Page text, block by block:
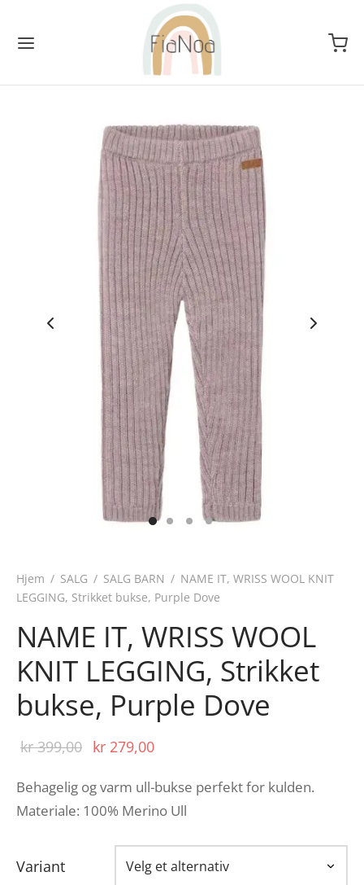
Hjem / SALG / SALG BARN / NAME IT, WRISS WOOL KNIT
LEGGING, Strikket bukse, Purple Dove
NAME IT, WRISS WOOL
KNIT LEGGING, Strikket
bukse, Purple Dove
kr399,00 Opprinnelig
kr 399,00.
kr 279,00
kr 279,00.
Behagelig og varm ull-bukse perfekt for kulden.
Materiale: 100% Merino Ull
Variant